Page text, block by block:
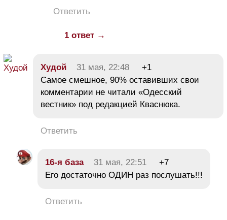
Ответить
1 ответ →
Худой 31 мая, 22:48
+1
Самое смешное, 90% оставивших свои
комментарии не читали «Одесский
вестник» под редакцией Кваснюка.
Ответить
16-я база 31 мая, 22:51
+7
Его достаточно ОДИН раз послушать!!!
Ответить